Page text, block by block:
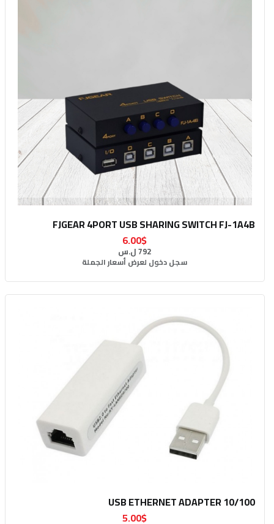
FJGEAR 4PORT USB SHARING SWITCH FJ-1A4B
6.00$
792 ل.س
سجل دخول لعرض أسعار الجملة
USB ETHERNET ADAPTER 10/100
5.00$